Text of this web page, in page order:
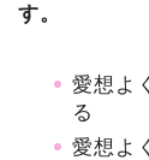
す。
愛想よ
る
愛想よ